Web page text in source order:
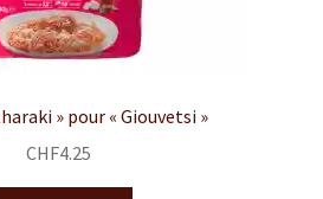
» pour « Giouvetsi »
CHF4.25